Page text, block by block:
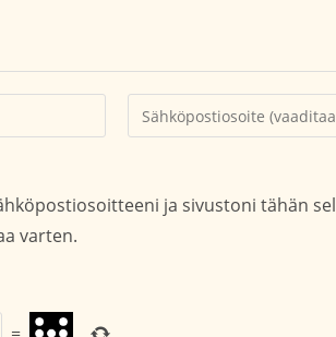
Kirjoita
sähköpostiosoitteesi
ja sivustoni tähän
varten.